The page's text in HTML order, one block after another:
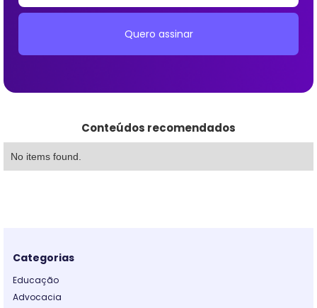
Categorias
Educação
Advocacia
Conteúdos recomendados
No items found.